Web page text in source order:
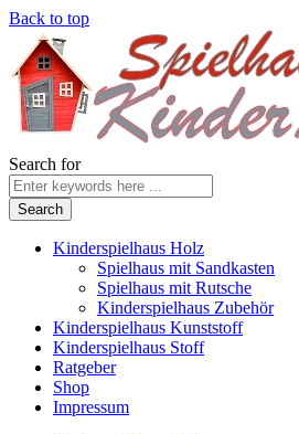
Back to top
Search for
Kinderspielhaus Holz
Spielhaus mit Sandkasten
Spielhaus mit Rutsche
Kinderspielhaus Zubehör
Kinderspielhaus Kunststoff
Kinderspielhaus Stoff
Ratgeber
Shop
Impressum